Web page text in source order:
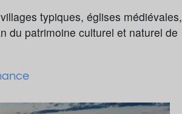
typiques, églises médiévales,
du patrimoine culturel et naturel de